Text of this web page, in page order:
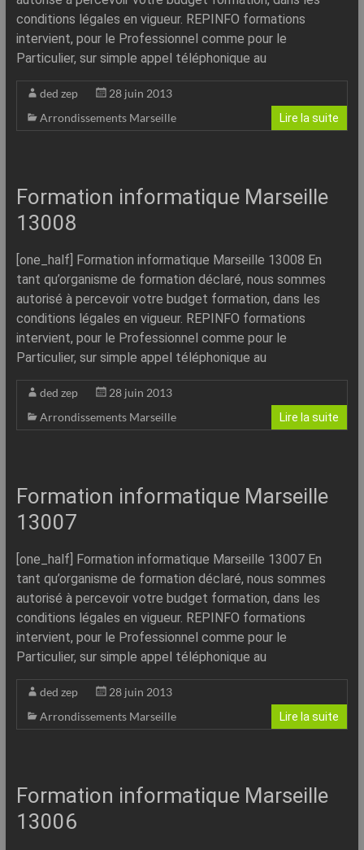
conditions légales en vigueur. REPINFO formations
intervient, pour le Professionnel comme pour le
Particulier, sur simple appel téléphonique au
ded zep
28 juin 2013
Arrondissements Marseille
Lire la suite
Formation informatique Marseille
13008
[one_half] Formation informatique Marseille 13008 En
tant qu’organisme de formation déclaré, nous sommes
autorisé à percevoir votre budget formation, dans les
conditions légales en vigueur. REPINFO formations
intervient, pour le Professionnel comme pour le
Particulier, sur simple appel téléphonique au
ded zep
28 juin 2013
Arrondissements Marseille
Lire la suite
Formation informatique Marseille
13007
[one_half] Formation informatique Marseille 13007 En
tant qu’organisme de formation déclaré, nous sommes
autorisé à percevoir votre budget formation, dans les
conditions légales en vigueur. REPINFO formations
intervient, pour le Professionnel comme pour le
Particulier, sur simple appel téléphonique au
ded zep
28 juin 2013
Arrondissements Marseille
Lire la suite
Formation informatique Marseille
13006